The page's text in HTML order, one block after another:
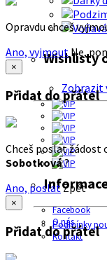
Wishlisty
Zobrazit
Facebook
O nás
Podmínky
Kontakt
Opravdu chceš
Ano, vyjmout Ne,
×
Přidat do přátel
Chceš poslat
Sobotková?
Ano, poslatZpět
×
Přidat do přátel